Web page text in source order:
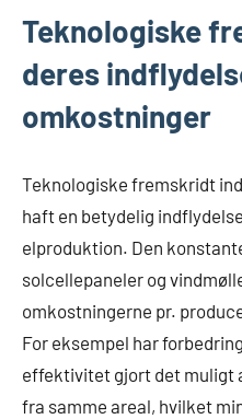
Teknologiske
deres
omkostninger
Teknologiske fremskridt
haft en betydelig
elproduktion. Den
solcellepaneler og
omkostningerne pr.
For eksempel har
effektivitet gjort det muligt
fra samme areal, hvilket